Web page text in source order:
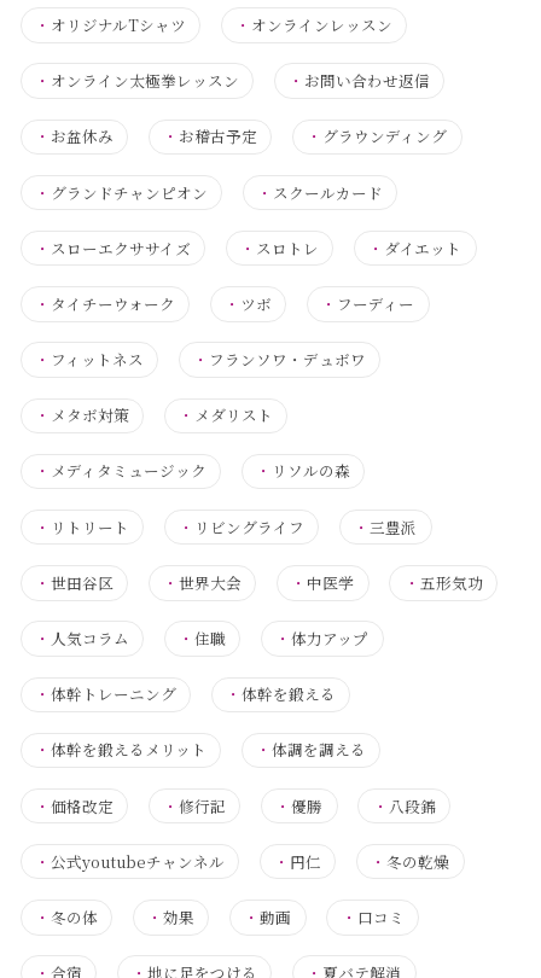
・ オリジナルTシャツ ・ オンラインレッスン
・ オンライン太極拳レッスン ・ お問い合わせ返信
・ お盆休み ・ お稽古予定 ・ グラウンディング
・ グランドチャンピオン ・ スクールカード
・ スローエクササイズ ・ スロトレ ・ ダイエット
・ タイチーウォーク ・ ツボ ・ フーディー
・ フィットネス ・ フランソワ・デュボワ
・ メタボ対策 ・ メダリスト
・ メディタミュージック ・ リソルの森
・ リトリート ・ リビングライフ ・ 三豊派
・ 世田谷区 ・世界大会 ・ 中医学 ・ 五形気功
・ 人気コラム ・住職 ・体力アップ
・ 体幹トレーニング ・体幹を鍛える
・ 体幹を鍛えるメリット ・体調を調える
・ 価格改定 ・修行記 ・優勝 ・ 八段錦
・ 公式youtubeチャンネル ・ 円仁 ・ 冬の乾燥
・ 冬の体 ・効果 ・動画 ・ 口コミ
・ 合宿 ・地に足をつける ・ 夏バテ解消